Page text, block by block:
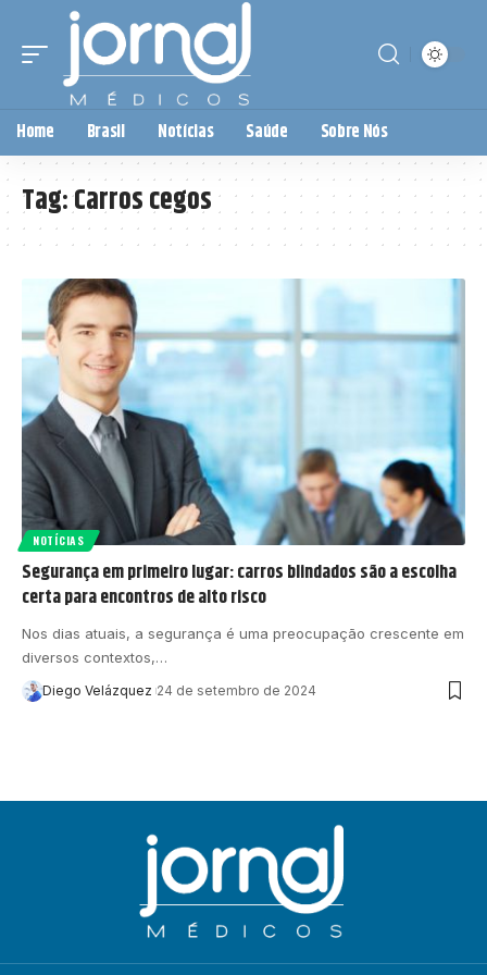
Home Brasil Notícias Saúde Sobre Nós
Tag:Carros cegos
NOTÍCIAS
Segurança em primeiro lugar: carros blindados são a escolha
certa para encontros de alto risco
Nos dias atuais, a segurança é uma preocupação crescente em
diversos contextos,…
Diego Velázquez 24 de setembro de 2024